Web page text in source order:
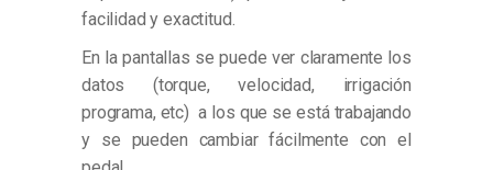
facilidad y exactitud.
En la pantallas se puede ver claramente los
datos (torque, velocidad, irrigación
programa, etc) a los que se está trabajando
y se pueden cambiar fácilmente con el